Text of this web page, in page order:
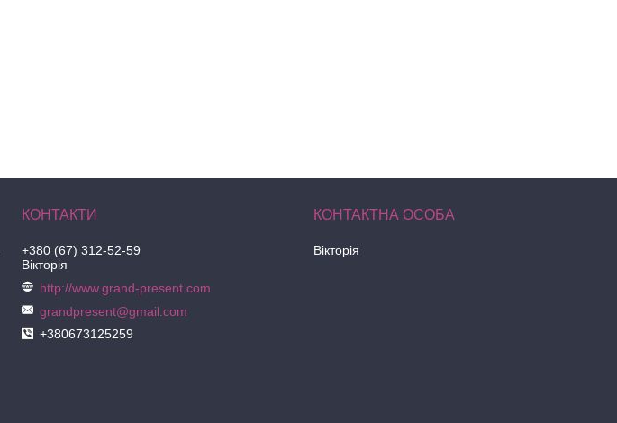
+380 (67) 312-52-59
Вікторія
http://www.grand-present.com
grandpresent@gmail.com
+380673125259
Вікторія